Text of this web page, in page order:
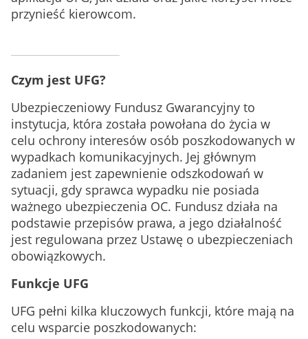
przynieść kierowcom.
Czym jest UFG?
Ubezpieczeniowy Fundusz Gwarancyjny to
instytucja, która została powołana do życia w
celu ochrony interesów osób poszkodowanych w
wypadkach komunikacyjnych. Jej głównym
zadaniem jest zapewnienie odszkodowań w
sytuacji, gdy sprawca wypadku nie posiada
ważnego ubezpieczenia OC. Fundusz działa na
podstawie przepisów prawa, a jego działalność
jest regulowana przez Ustawę o ubezpieczeniach
obowiązkowych.
Funkcje UFG
UFG pełni kilka kluczowych funkcji, które mają na
celu wsparcie poszkodowanych: